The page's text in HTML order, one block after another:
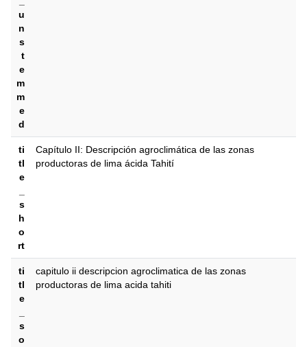
u
n
s
t
e
m
m
e
d
ti
tl
e
s
h
o
rt
Capítulo II: Descripción agroclimática de las zonas
productoras de lima ácida Tahití
ti
tl
e
s
o
capitulo ii descripcion agroclimatica de las zonas
productoras de lima acida tahiti